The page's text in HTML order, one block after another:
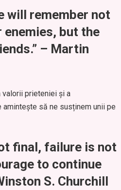
will remember not
but the
– Martin
prieteniei și a
să ne susținem unii pe
final, failure is not
to continue
S. Churchill